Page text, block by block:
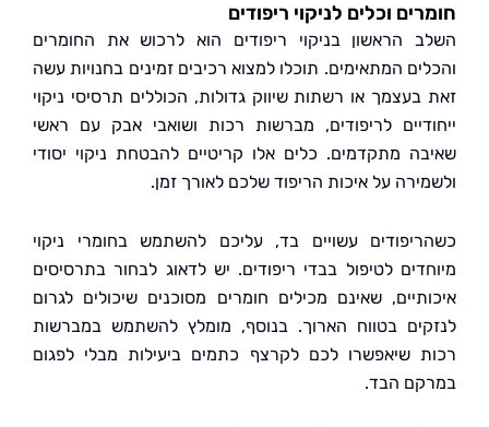
וכלים לניקוי ריפודים
הראשון בניקוי ריפודים הוא לרכוש את החומרים
המתאימים. תוכלו למצוא רכיבים זמינים בחנויות עשה
או רשתות שיווק גדולות, הכוללים תרסיסי ניקוי
לריפודים, מברשות רכות ושואבי אבק עם ראשי
מתקדמים. כלים אלו קריטיים להבטחת ניקוי יסודי
על איכות הריפוד שלכם לאורך זמן.
עשויים בד, עליכם להשתמש בחומרי ניקוי
לטיפול בבדי ריפודים. יש לדאוג לבחור בתרסיסים
שאינם מכילים חומרים מסוכנים שיכולים לגרום
בטווח הארוך. בנוסף, מומלץ להשתמש במברשות
שיאפשרו לכם לקרצף כתמים ביעילות מבלי לפגום
הבד.